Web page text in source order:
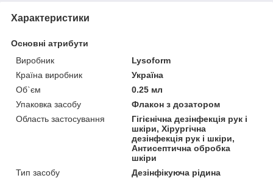
Характеристики
Основні атрибути
Виробник
Lysoform
Країна виробник
Україна
Об`єм
0.25 мл
Упаковка засобу
Флакон з дозатором
Область застосування
Гігієнічна дезінфекція рук і
шкіри, Хірургічна
дезінфекція рук і шкіри,
Антисептична обробка
шкіри
Тип засобу
Дезінфікуюча рідина